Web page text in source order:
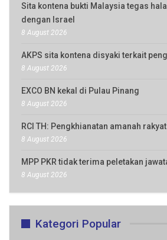
Sita kontena bukti Malaysia tegas
dengan Israel
8 August 2026
AKPS sita kontena disyaki terkait
8 August 2026
EXCO BN kekal di Pulau Pinang
8 August 2026
RCI TH: Pengkhianatan amanah
8 August 2026
MPP PKR tidak terima peletakan
8 August 2026
Kategori Popular